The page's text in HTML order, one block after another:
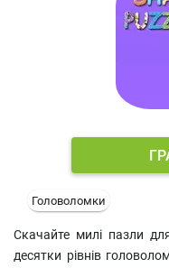
Головоломки
Скачайте милі пазли
десятки рівнів